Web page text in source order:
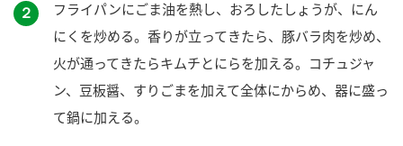
２
フライパンにごま油を熱し、おろしたしょうが、にん
にくを炒める。香りが立ってきたら、豚バラ肉を炒め、
火が通ってきたらキムチとにらを加える。コチュジャ
ン、豆板醤、すりごまを加えて全体にからめ、器に盛っ
て鍋に加える。